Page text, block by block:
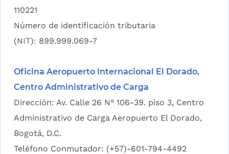
110221
Número de identificación tributaria
(NIT): 899.999.069-7
Oficina Aeropuerto Internacional El Dorado,
Centro Administrativo de Carga
Dirección: Av. Calle 26 N° 106-39. piso 3, Centro
Administrativo de Carga Aeropuerto El Dorado,
Bogotá, D.C.
Teléfono Conmutador: (+57)-601-794-4492